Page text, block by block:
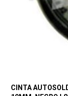
CINTA